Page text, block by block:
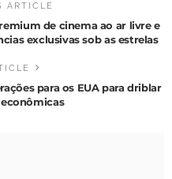
ARTICLE
de cinema ao ar livre e
exclusivas sob as estrelas
para os EUA para driblar